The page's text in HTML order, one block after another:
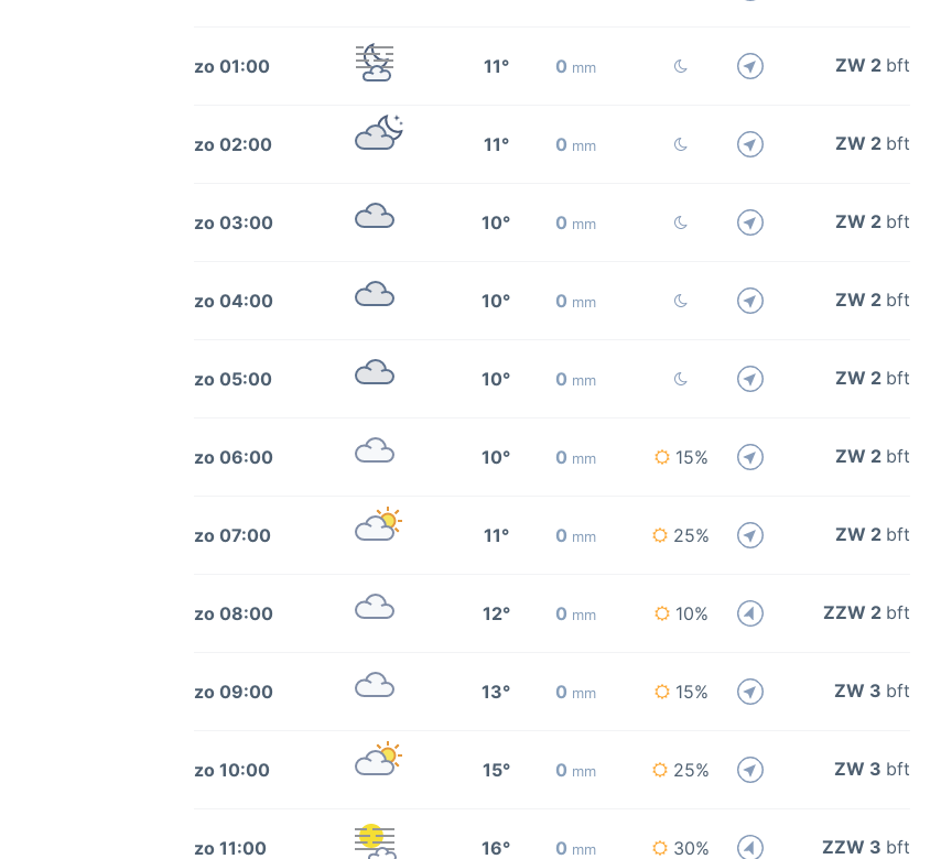
zo 01:00 11° 0 mm ZW 2 bft
zo 02:00 11° 0 mm ZW 2 bft
zo 03:00 10° 0 mm ZW 2 bft
zo 04:00 10° 0 mm ZW 2 bft
zo 05:00 10° 0 mm ZW 2 bft
zo 06:00 10° 0 mm 15% ZW 2 bft
zo 07:00 11° 0 mm 25% ZW 2 bft
zo 08:00 12° 0 mm 10% ZZW 2 bft
zo 09:00 13° 0 mm 15% ZW 3 bft
zo 10:00 15° 0 mm 25% ZW 3 bft
zo 11:00 16° 0 mm 30% ZZW 3 bft